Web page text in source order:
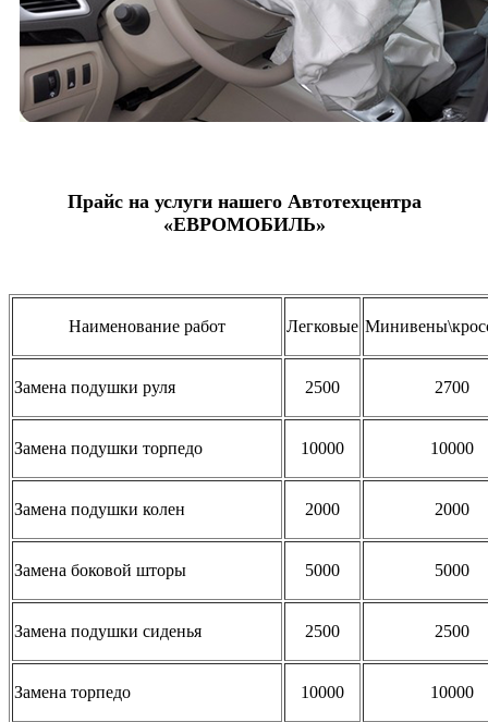
Прайс на услуги нашего Автотехцентра
«ЕВРОМОБИЛЬ»
Наименование работ Легковые
Замена подушки руля 2500 2700
Замена подушки торпедо 10000 10000
Замена подушки колен 2000 2000
Замена боковой шторы 5000 5000
Замена подушки сиденья 2500 2500
Замена торпедо 10000 10000